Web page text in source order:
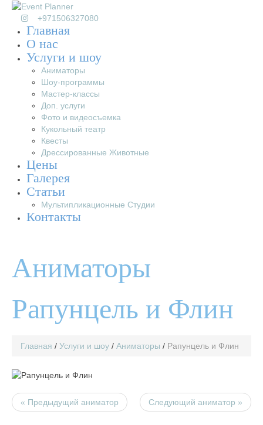
+971506327080
Главная
О нас
Услуги и шоу
Аниматоры
Шоу-программы
Мастер-классы
Доп. услуги
Фото и видеосъемка
Кукольный театр
Квесты
Дрессированные Животные
Цены
Галерея
Статьи
Мультипликационные Студии
Контакты
Аниматоры
Рапунцель и Флин
Главная / Услуги и шоу / Аниматоры / Рапунцель и Флин
« Предыдущий аниматор Следующий аниматор »